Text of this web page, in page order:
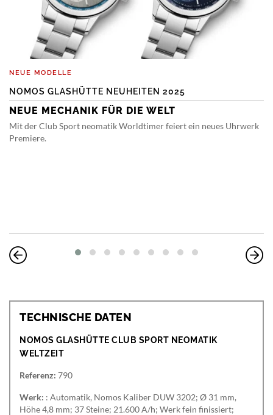
NEUE MODELLE
NOMOS GLASHÜTTE NEUHEITEN 2025
NEUE MECHANIK FÜR DIE WELT
Mit der Club Sport neomatik Worldtimer feiert ein neues Uhrwerk
Premiere.
TECHNISCHE DATEN
NOMOS GLASHÜTTE CLUB SPORT NEOMATIK
WELTZEIT
Referenz: 790
Werk: : Automatik, Nomos Kaliber DUW 3202; Ø 31 mm,
Höhe 4,8 mm; 37 Steine; 21.600 A/h; Werk fein finissiert;